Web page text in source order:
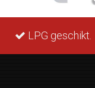
LPG geschikt.